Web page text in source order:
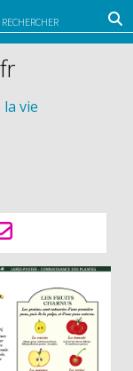
vie